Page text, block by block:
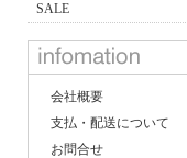
SALE
会社概要
支払・配送について
お問合せ